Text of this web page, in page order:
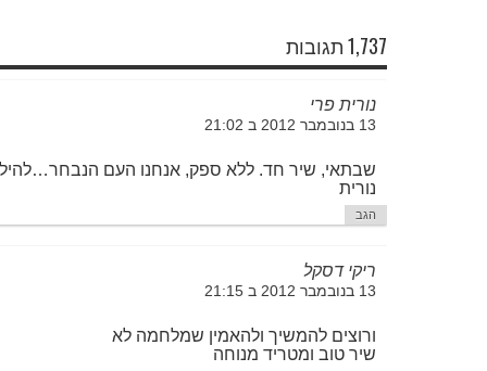
1,737 תגובות
נורית פרי
13 בנובמבר 2012 ב 21:02
שבתאי, שיר חד. ללא ספק, אנחנו העם
נורית
הגב
ריקי דסקל
13 בנובמבר 2012 ב 21:15
ורוצים להמשיך ולהאמין שמלחמה לא
שיר טוב ומטריד מנוחה